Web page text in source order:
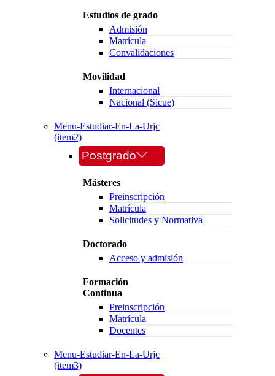
Estudios de grado
Admisión
Matrícula
Convalidaciones
Movilidad
Internacional
Nacional (Sicue)
Menu-Estudiar-En-La-Urjc
(item2)
Postgrado
Másteres
Preinscripción
Matrícula
Solicitudes y Normativa
Doctorado
Acceso y admisión
Formación
Continua
Preinscripción
Matrícula
Docentes
Menu-Estudiar-En-La-Urjc
(item3)